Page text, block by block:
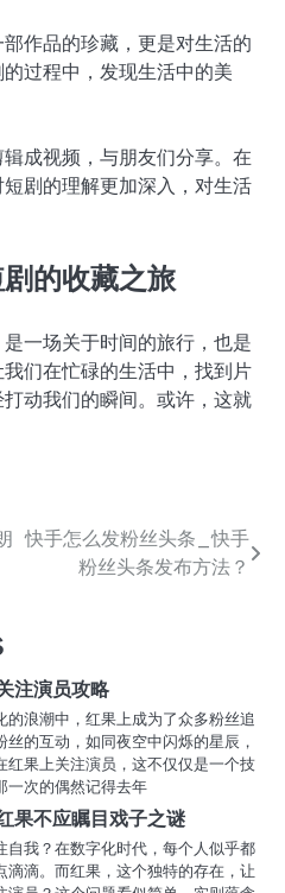
作品的珍藏，更是对生活的
过程中，发现生活中的美
成视频，与朋友们分享。在
剧的理解更加深入，对生活
的收藏之旅
一场关于时间的旅行，也是
们在忙碌的生活中，找到片
动我们的瞬间。或许，这就
快手怎么发粉丝头条_快手
粉丝头条发布方法？
注演员攻略
浪潮中，红果上成为了众多粉丝追
的互动，如同夜空中闪烁的星辰，
果上关注演员，这不仅仅是一个技
一次的偶然记得去年
果不应瞩目戏子之谜
我？在数字化时代，每个人似乎都
滴。而红果，这个独特的存在，让